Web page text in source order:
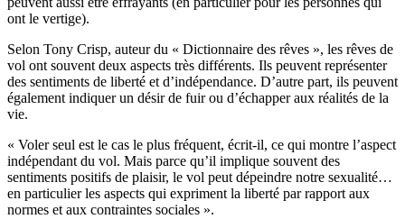
ont le vertige).
Selon Tony Crisp, auteur du « Dictionnaire des rêves », les rêves de
vol ont souvent deux aspects très différents. Ils peuvent représenter
des sentiments de liberté et d’indépendance. D’autre part, ils peuvent
également indiquer un désir de fuir ou d’échapper aux réalités de la
vie.
« Voler seul est le cas le plus fréquent, écrit-il, ce qui montre l’aspect
indépendant du vol. Mais parce qu’il implique souvent des
sentiments positifs de plaisir, le vol peut dépeindre notre sexualité…
en particulier les aspects qui expriment la liberté par rapport aux
normes et aux contraintes sociales ».